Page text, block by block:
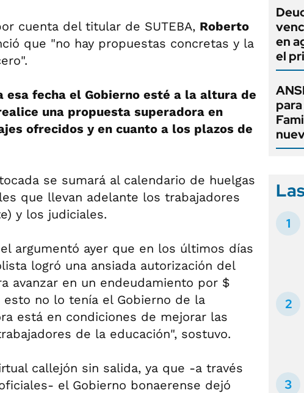
cuenta del titular de SUTEBA, Roberto
que "no hay propuestas concretas y la
esa fecha el Gobierno esté a la altura de
una propuesta superadora en
ofrecidos y en cuanto a los plazos de
se sumará al calendario de huelgas
que llevan adelante los trabajadores
y los judiciales.
argumentó ayer que en los últimos días
logró una ansiada autorización del
avanzar en un endeudamiento por $
esto no lo tenía el Gobierno de la
está en condiciones de mejorar las
de la educación", sostuvo.
callejón sin salida, ya que -a través
el Gobierno bonaerense dejó
en
el